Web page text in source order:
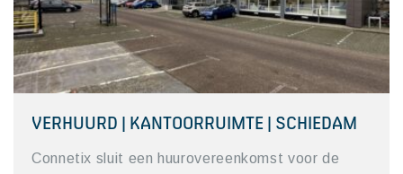
VERHUURD | KANTOORRUIMTE | SCHIEDAM
Connetix sluit een huurovereenkomst voor de